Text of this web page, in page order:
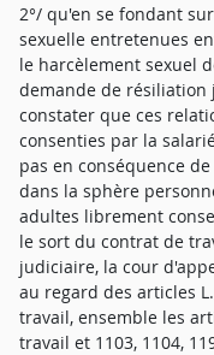
2°/ qu'en se fondant
sexuelle entretenues
le harcèlement sexuel
demande de résiliation
constater que ces
consenties par la
pas en conséquence
dans la sphère
adultes librement
le sort du contrat de
judiciaire, la cour
au regard des articles
travail, ensemble les
travail et 1103, 1104,